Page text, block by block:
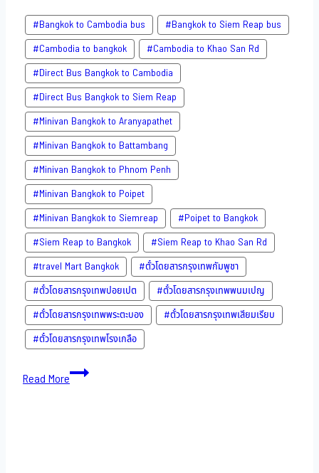
#Bangkok to Cambodia bus
#Bangkok to Siem Reap bus
#Cambodia to bangkok
#Cambodia to Khao San​ Rd
#Direct​ Bus Bangkok to Cambodia
#Direct​ Bus Bangkok to Siem Reap
#Minivan Bangkok to​ Aranyapathet​
#Minivan​ Bangkok to Battambang
#Minivan Bangkok to Phnom Penh
#Minivan Bangkok to Poipet
#Minivan Bangkok to Siemreap
#Poipet to Bangkok
#Siem Reap to Bangkok
#Siem Reap to Khao San​ Rd
#travel Mart Bangkok
#ตั๋วโดยสารกรุงเทพกัมพูชา
#ตั๋วโดยสารกรุงเทพปอยเปต
#ตั๋วโดยสารกรุงเทพพนมเปญ
#ตั๋วโดยสารกรุงเทพพระตะบอง
#ตั๋วโดยสารกรุงเทพเสียมเรียบ
#ตั๋วโดยสารกรุงเทพโรงเกลือ
Read MoreBus
to